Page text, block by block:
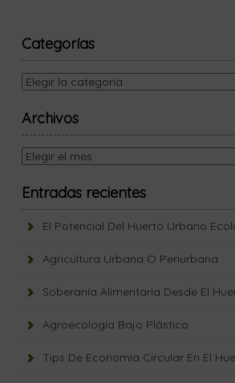
Categorías
Categorías
Archivos
Archivos
Entradas recientes
El Potencial Del Huerto Urbano
Agricultura Urbana O Periurbana
Soberanía Alimentaria Desde El
Agroecología Bajo Plástico
Tips De Economía Circular En El